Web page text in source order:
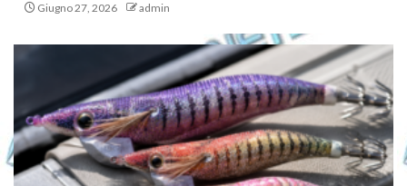
Giugno 27, 2026 admin